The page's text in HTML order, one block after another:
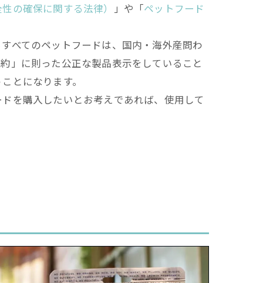
の確保に関する法律） 」や「ペットフード
べてのペットフードは、国内・海外産問わ
」に則った公正な製品表示をしていること
とになります。
を購入したいとお考えであれば、使用して